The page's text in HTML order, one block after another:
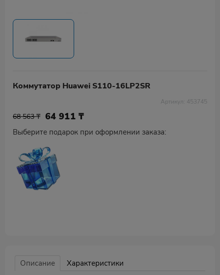
Коммутатор Huawei S110-16LP2SR
Артикул: 453745
68 563 ₸ 64 911 ₸
Выберите подарок при оформлении заказа:
Описание
Характеристики